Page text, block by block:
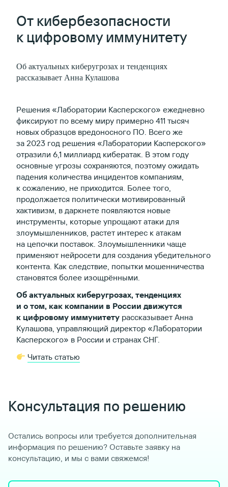
От кибербезопасности
к цифровому иммунитету
Об актуальных киберугрозах и тенденциях
рассказывает Анна Кулашова
Решения «Лаборатории Касперского» ежедневно
фиксируют по всему миру примерно 411 тысяч
новых образцов вредоносного ПО. Всего же
за 2023 год решения «Лаборатории Касперского»
отразили 6,1 миллиард кибератак. В этом году
основные угрозы сохраняются, поэтому ожидать
падения количества инцидентов компаниям,
к сожалению, не приходится. Более того,
продолжается политически мотивированный
хактивизм, в даркнете появляются новые
инструменты, которые упрощают атаки для
злоумышленников, растет интерес к атакам
на цепочки поставок. Злоумышленники чаще
применяют нейросети для создания убедительного
контента. Как следствие, попытки мошенничества
становятся более изощрёнными.
Об актуальных киберугрозах, тенденциях
и о том, как компании в России движутся
к цифровому иммунитету рассказывает Анна
Кулашова, управляющий директор «Лаборатории
Касперского» в России и странах СНГ.
Читать статью
Консультация по решению
Остались вопросы или требуется дополнительная
информация по решению? Оставьте заявку на
консультацию, и мы с вами свяжемся!